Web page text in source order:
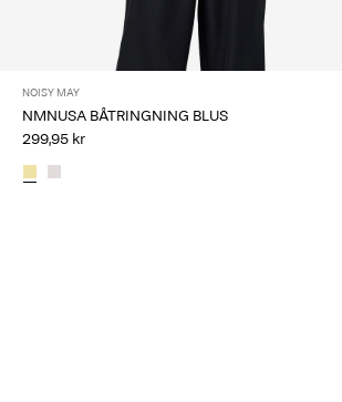
NOISY MAY
NMNUSA BÅTRINGNING BLUS
299,95 kr